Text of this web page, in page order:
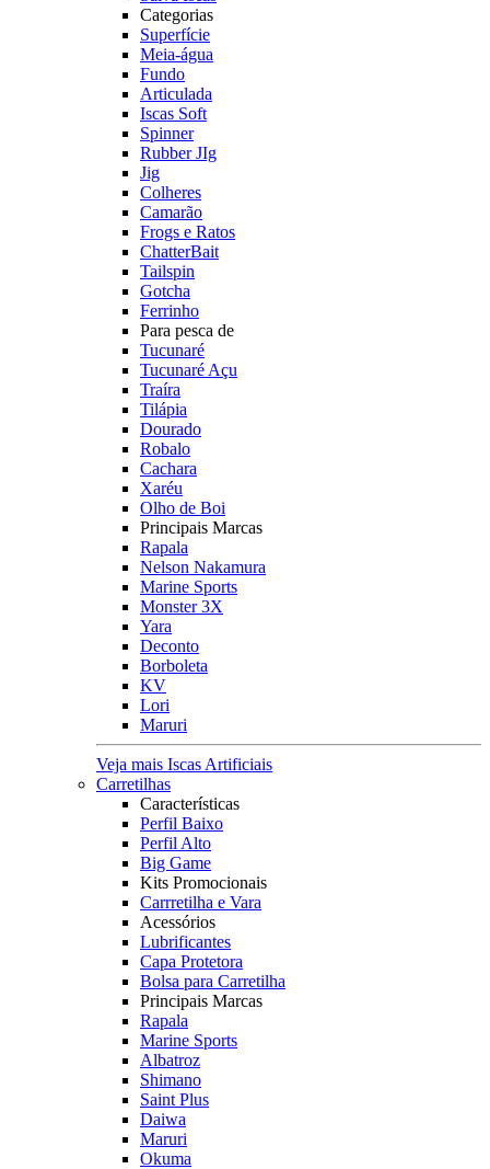
Categorias
Superfície
Meia-água
Fundo
Articulada
Iscas Soft
Spinner
Rubber JIg
Jig
Colheres
Camarão
Frogs e Ratos
ChatterBait
Tailspin
Gotcha
Ferrinho
Para pesca de
Tucunaré
Tucunaré Açu
Traíra
Tilápia
Dourado
Robalo
Cachara
Xaréu
Olho de Boi
Principais Marcas
Rapala
Nelson Nakamura
Marine Sports
Monster 3X
Yara
Deconto
Borboleta
KV
Lori
Maruri
Veja mais Iscas Artificiais
Carretilhas
Características
Perfil Baixo
Perfil Alto
Big Game
Kits Promocionais
Carrretilha e Vara
Acessórios
Lubrificantes
Capa Protetora
Bolsa para Carretilha
Principais Marcas
Rapala
Marine Sports
Albatroz
Shimano
Saint Plus
Daiwa
Maruri
Okuma